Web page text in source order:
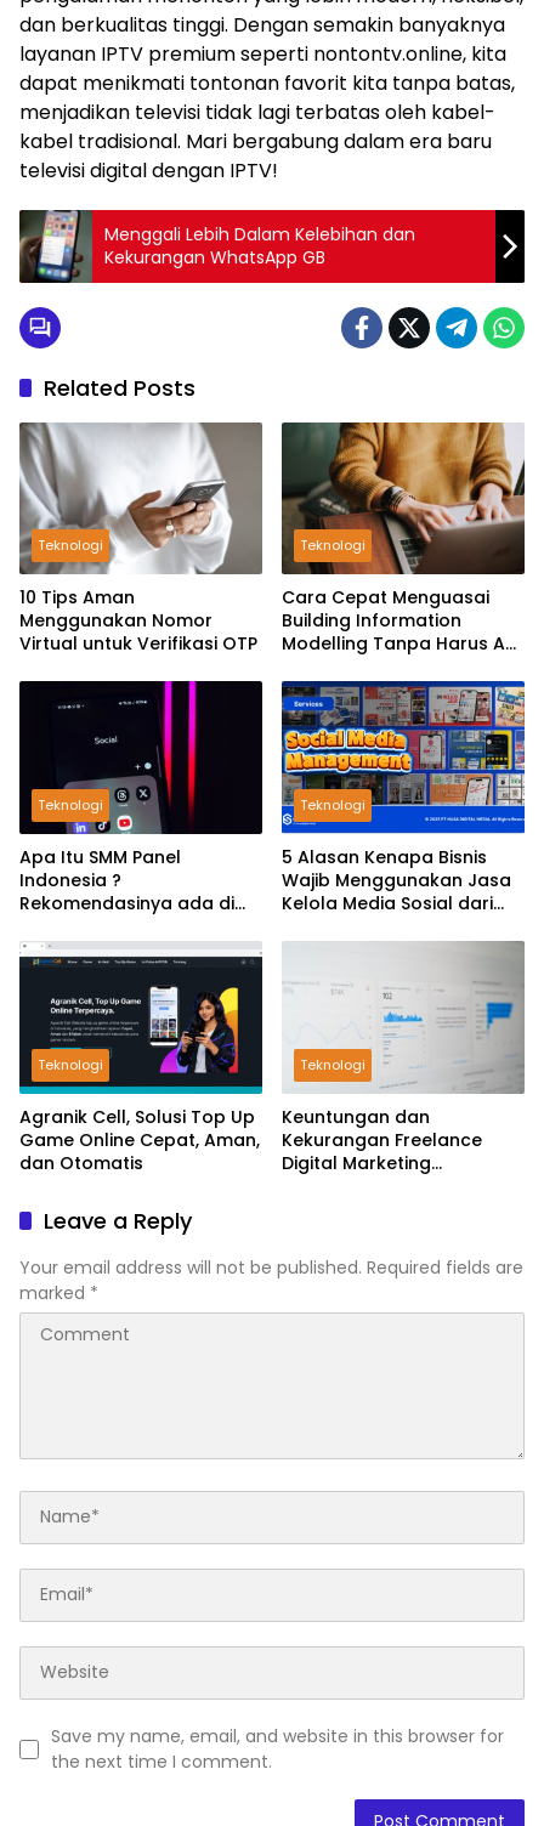
dan berkualitas tinggi. Dengan semakin banyaknya
layanan IPTV premium seperti nontontv.online, kita
dapat menikmati tontonan favorit kita tanpa batas,
menjadikan televisi tidak lagi terbatas oleh kabel-
kabel tradisional. Mari bergabung dalam era baru
televisi digital dengan IPTV!
Menggali Lebih Dalam Kelebihan dan
Kekurangan WhatsApp GB
Related Posts
Teknologi
10 Tips Aman
Menggunakan Nomor
Virtual untuk Verifikasi OTP
Teknologi
Cara Cepat Menguasai
Building Information
Modelling Tanpa Harus Ahli
Teknologi
Apa Itu SMM Panel
Indonesia ?
Rekomendasinya ada di
Teknologi
5 Alasan Kenapa Bisnis
Wajib Menggunakan Jasa
Kelola Media Sosial dari
Teknologi
Agranik Cell, Solusi Top Up
Game Online Cepat, Aman,
dan Otomatis
Teknologi
Keuntungan dan
Kekurangan Freelance
Digital Marketing
Leave a Reply
Your email address will not be published. Required fields are
marked *
Save my name, email, and website in this browser for
the next time I comment.